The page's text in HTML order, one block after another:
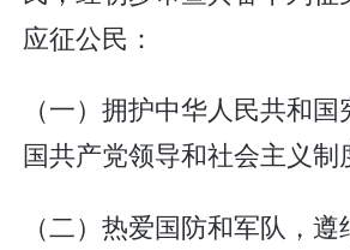
应征公民：
（一）拥护中华人民共和
国共产党领导和社会主义制
（二）热爱国防和军队，